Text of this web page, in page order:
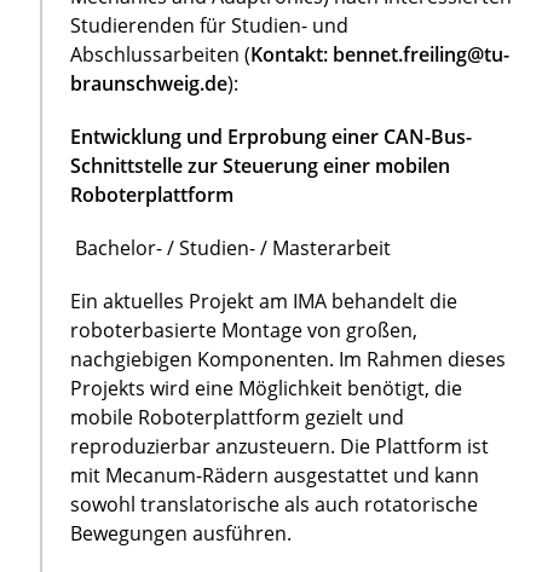
Studierenden für Studien- und
Abschlussarbeiten (Kontakt: bennet.freiling@tu-
braunschweig.de):
Entwicklung und Erprobung einer CAN-Bus-
Schnittstelle zur Steuerung einer mobilen
Roboterplattform
Bachelor- / Studien- / Masterarbeit
Ein aktuelles Projekt am IMA behandelt die
roboterbasierte Montage von großen,
nachgiebigen Komponenten. Im Rahmen dieses
Projekts wird eine Möglichkeit benötigt, die
mobile Roboterplattform gezielt und
reproduzierbar anzusteuern. Die Plattform ist
mit Mecanum-Rädern ausgestattet und kann
sowohl translatorische als auch rotatorische
Bewegungen ausführen.